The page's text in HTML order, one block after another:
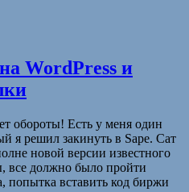
WordPress и
обороты! Есть у меня один
я решил закинуть в Sape. Сат
новой версии известного
все должно было пройти
попытка вставить код биржи